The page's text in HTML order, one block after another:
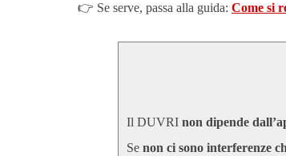
👉 Se serve, passa alla guida:Come si
Il DUVRInon dipende
Senon ci sono interferenze